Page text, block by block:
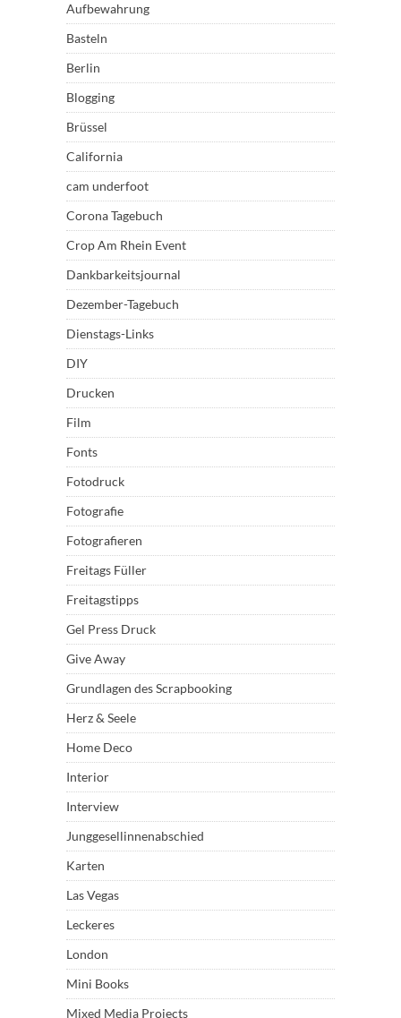
Aufbewahrung
Basteln
Berlin
Blogging
Brüssel
California
cam underfoot
Corona Tagebuch
Crop Am Rhein Event
Dankbarkeitsjournal
Dezember-Tagebuch
Dienstags-Links
DIY
Drucken
Film
Fonts
Fotodruck
Fotografie
Fotografieren
Freitags Füller
Freitagstipps
Gel Press Druck
Give Away
Grundlagen des Scrapbooking
Herz & Seele
Home Deco
Interior
Interview
Junggesellinnenabschied
Karten
Las Vegas
Leckeres
London
Mini Books
Mixed Media Projects